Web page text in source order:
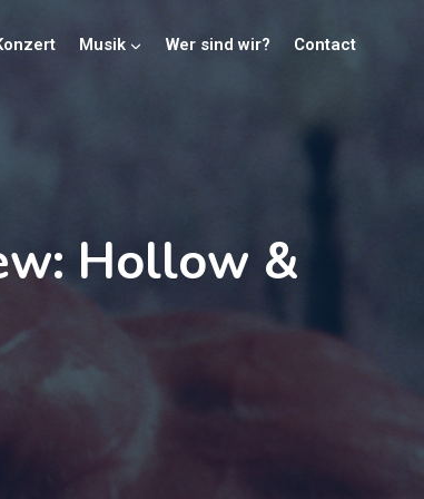
Musik Wer sind wir? Contact
Hollow &